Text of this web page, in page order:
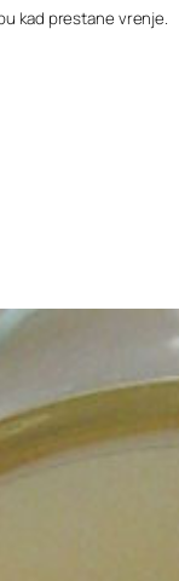
kad prestane vrenje.